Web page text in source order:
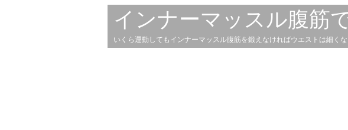
インナーマッスル腹筋
いくら運動してもインナーマッスル腹筋を鍛えなければウエストは細く